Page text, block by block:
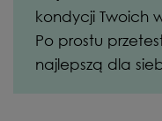
kondycji Twoich
Po prostu
najlepszą dla